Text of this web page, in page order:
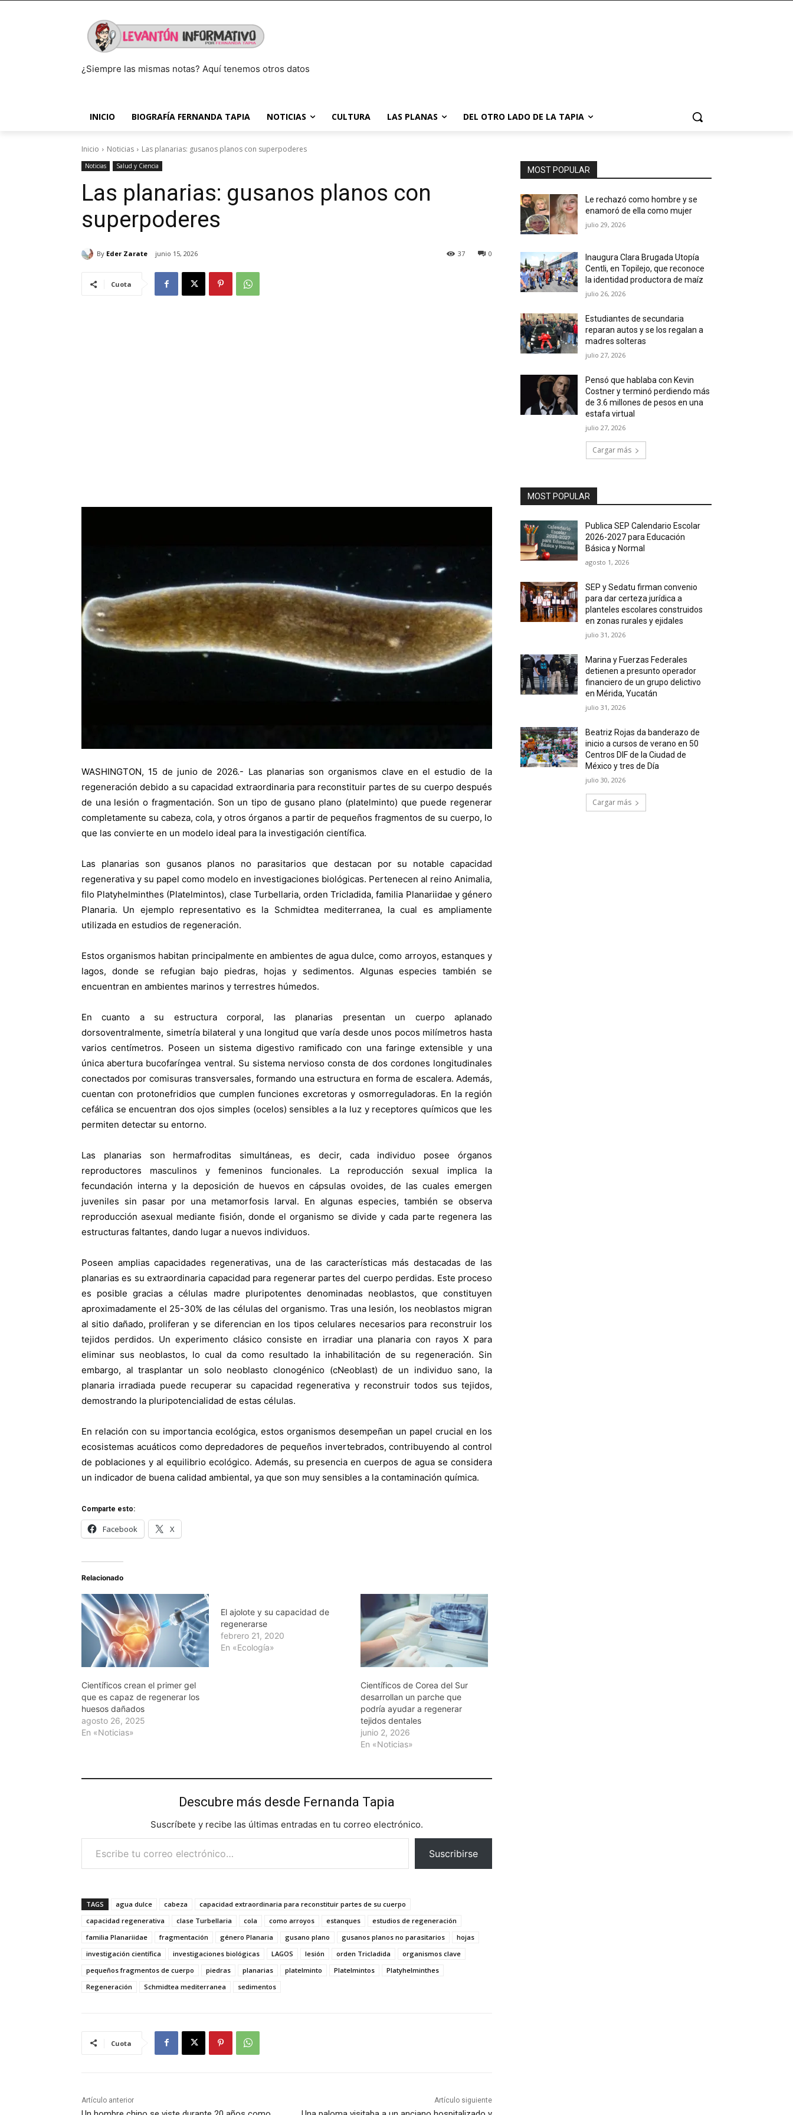
¿Siempre las mismas notas? Aquí tenemos otros datos
INICIO BIOGRAFÍA FERNANDA TAPIA NOTICIAS CULTURA LAS PLANAS DEL OTRO LADO DE LA TAPIA
Inicio Noticias Las planarias: gusanos planos con superpoderes
Noticias Salud y Ciencia
Las planarias: gusanos planos con
superpoderes
By Eder Zarate junio 15, 2026 0
37
Cuota
WASHINGTON, 15 de junio de 2026.- Las planarias son organismos clave en el estudio de la
regeneración debido a su capacidad extraordinaria para reconstituir partes de su cuerpo después
de una lesión o fragmentación. Son un tipo de gusano plano (platelminto) que puede regenerar
completamente su cabeza, cola, y otros órganos a partir de pequeños fragmentos de su cuerpo, lo
que las convierte en un modelo ideal para la investigación científica.
Las planarias son gusanos planos no parasitarios que destacan por su notable capacidad
regenerativa y su papel como modelo en investigaciones biológicas. Pertenecen al reino Animalia,
filo Platyhelminthes (Platelmintos), clase Turbellaria, orden Tricladida, familia Planariidae y género
Planaria. Un ejemplo representativo es la Schmidtea mediterranea, la cual es ampliamente
utilizada en estudios de regeneración.
Estos organismos habitan principalmente en ambientes de agua dulce, como arroyos, estanques y
lagos, donde se refugian bajo piedras, hojas y sedimentos. Algunas especies también se
encuentran en ambientes marinos y terrestres húmedos.
En cuanto a su estructura corporal, las planarias presentan un cuerpo aplanado
dorsoventralmente, simetría bilateral y una longitud que varía desde unos pocos milímetros hasta
varios centímetros. Poseen un sistema digestivo ramificado con una faringe extensible y una
única abertura bucofaríngea ventral. Su sistema nervioso consta de dos cordones longitudinales
conectados por comisuras transversales, formando una estructura en forma de escalera. Además,
cuentan con protonefridios que cumplen funciones excretoras y osmorreguladoras. En la región
cefálica se encuentran dos ojos simples (ocelos) sensibles a la luz y receptores químicos que les
permiten detectar su entorno.
Las planarias son hermafroditas simultáneas, es decir, cada individuo posee órganos
reproductores masculinos y femeninos funcionales. La reproducción sexual implica la
fecundación interna y la deposición de huevos en cápsulas ovoides, de las cuales emergen
juveniles sin pasar por una metamorfosis larval. En algunas especies, también se observa
reproducción asexual mediante fisión, donde el organismo se divide y cada parte regenera las
estructuras faltantes, dando lugar a nuevos individuos.
Poseen amplias capacidades regenerativas, una de las características más destacadas de las
planarias es su extraordinaria capacidad para regenerar partes del cuerpo perdidas. Este proceso
es posible gracias a células madre pluripotentes denominadas neoblastos, que constituyen
aproximadamente el 25-30% de las células del organismo. Tras una lesión, los neoblastos migran
al sitio dañado, proliferan y se diferencian en los tipos celulares necesarios para reconstruir los
tejidos perdidos. Un experimento clásico consiste en irradiar una planaria con rayos X para
eliminar sus neoblastos, lo cual da como resultado la inhabilitación de su regeneración. Sin
embargo, al trasplantar un solo neoblasto clonogénico (cNeoblast) de un individuo sano, la
planaria irradiada puede recuperar su capacidad regenerativa y reconstruir todos sus tejidos,
demostrando la pluripotencialidad de estas células.
En relación con su importancia ecológica, estos organismos desempeñan un papel crucial en los
ecosistemas acuáticos como depredadores de pequeños invertebrados, contribuyendo al control
de poblaciones y al equilibrio ecológico. Además, su presencia en cuerpos de agua se considera
un indicador de buena calidad ambiental, ya que son muy sensibles a la contaminación química.
Comparte esto:
Facebook X
Relacionado
Científicos crean el primer gel
que es capaz de regenerar los
huesos dañados
agosto 26, 2025
En «Noticias»
El ajolote y su capacidad de
regenerarse
febrero 21, 2020
En «Ecología»
Científicos de Corea del Sur
desarrollan un parche que
podría ayudar a regenerar
tejidos dentales
junio 2, 2026
En «Noticias»
Descubre más desde Fernanda Tapia
Suscríbete y recibe las últimas entradas en tu correo electrónico.
Escribe tu correo electrónico…
Suscribirse
TAGS agua dulce cabeza
capacidad extraordinaria para reconstituir partes de su cuerpo
capacidad regenerativa
clase Turbellaria cola como arroyos estanques
estudios de regeneración
familia Planariidae
fragmentación género Planaria gusano plano gusanos planos no parasitarios
hojas
investigación científica
investigaciones biológicas LAGOS lesión orden Tricladida
organismos clave
pequeños fragmentos de cuerpo
piedras planarias platelminto Platelmintos
Platyhelminthes
Regeneración
Schmidtea mediterranea sedimentos
Cuota
Artículo anterior Artículo siguiente
MOST POPULAR
Le rechazó como hombre y se
enamoró de ella como mujer
julio 29, 2026
Inaugura Clara Brugada Utopía
Centli, en Topilejo, que reconoce
la identidad productora de maíz
julio 26, 2026
Estudiantes de secundaria
reparan autos y se los regalan a
madres solteras
julio 27, 2026
Pensó que hablaba con Kevin
Costner y terminó perdiendo más
de 3.6 millones de pesos en una
estafa virtual
julio 27, 2026
Cargar más
MOST POPULAR
Publica SEP Calendario Escolar
2026-2027 para Educación
Básica y Normal
agosto 1, 2026
SEP y Sedatu firman convenio
para dar certeza jurídica a
planteles escolares construidos
en zonas rurales y ejidales
julio 31, 2026
Marina y Fuerzas Federales
detienen a presunto operador
financiero de un grupo delictivo
en Mérida, Yucatán
julio 31, 2026
Beatriz Rojas da banderazo de
inicio a cursos de verano en 50
Centros DIF de la Ciudad de
México y tres de Día
julio 30, 2026
Cargar más